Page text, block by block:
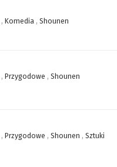
, Komedia , Shounen
, Przygodowe , Shounen
, Przygodowe , Shounen , Sztuki